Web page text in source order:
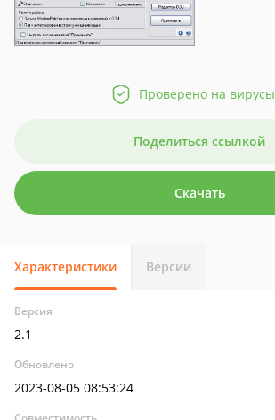
Проверено на вирусы
Поделиться ссылкой
Скачать
Характеристики Версии
Версия
2.1
Обновлено
2023-08-05 08:53:24